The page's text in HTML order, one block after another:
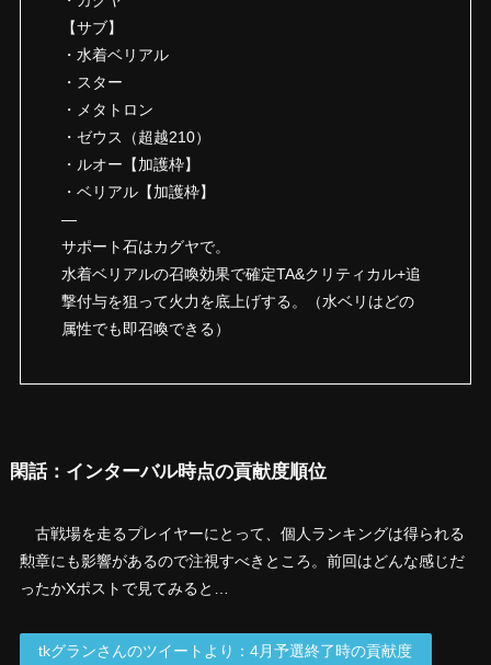
【サブ】
・水着ベリアル
・スター
・メタトロン
・ゼウス（超越210）
・ルオー【加護枠】
・ベリアル【加護枠】
—
サポート石はカグヤで。
水着ベリアルの召喚効果で確定TA&クリティカル+追
撃付与を狙って火力を底上げする。（水ベリはどの
属性でも即召喚できる）
閑話：インターバル時点の貢献度順位
古戦場を走るプレイヤーにとって、個人ランキングは得られる
勲章にも影響があるので注視すべきところ。前回はどんな感じだ
ったかXポストで見てみると…
tkグランさんのツイートより：4月予選終了時の貢献度